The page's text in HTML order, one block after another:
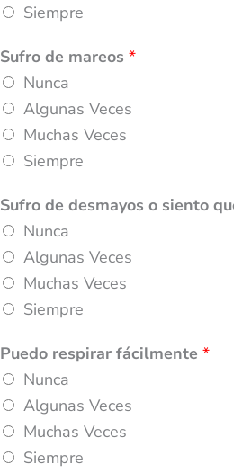
Siempre
Sufro de mareos*
Nunca
Algunas Veces
Muchas Veces
Siempre
Sufro de desmayos o siento
Nunca
Algunas Veces
Muchas Veces
Siempre
Puedo respirar fácilmente*
Nunca
Algunas Veces
Muchas Veces
Siempre